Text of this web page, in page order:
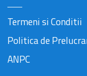
Termeni si Conditii
Politica de
ANPC